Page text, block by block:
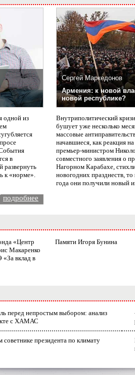
одной из
в
развернуть
к «норме».
Сергей Маркедонов
Армения: к новой
новой республике?
Внутриполитический
бушует уже несколько
массовые
начавшиеся, как реакция
премьер-министром
совместного заявления о
Нагорном Карабахе,
новогодних празднеств, то
года они получили новый
подробнее
«Центр
Макаренко
вклад в
Памяти Игоря Бунина
перед непростым выбором: анализ
с ХАМАС
президента по климату